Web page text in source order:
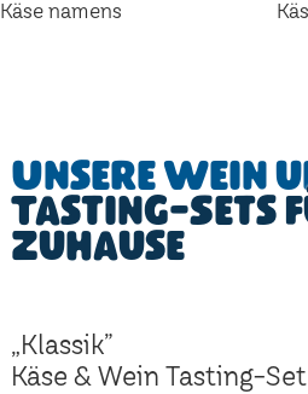
Unsere Wein
Tasting-Sets
Zuhause
„Klassik”
Käse & Wein Tasting-Set